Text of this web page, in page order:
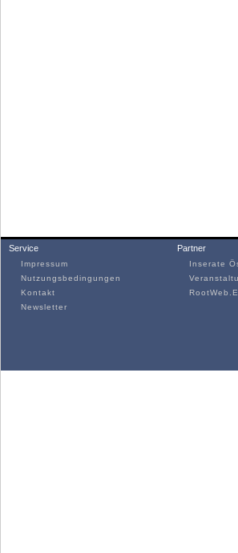
Service
Impressum
Nutzungsbedingungen
Kontakt
Newsletter
Partner
Inserate